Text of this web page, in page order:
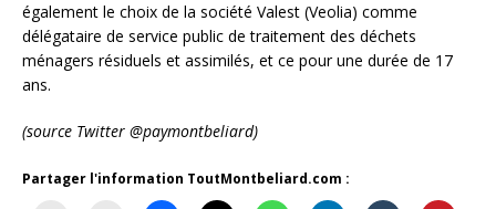
également le choix de la société Valest (Veolia) comme
délégataire de service public de traitement des déchets
ménagers résiduels et assimilés, et ce pour une durée de 17
ans.
(source Twitter @paymontbeliard)
Partager l'information ToutMontbeliard.com :